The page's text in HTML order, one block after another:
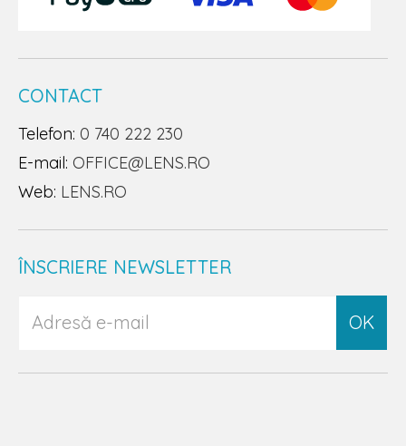
CONTACT
Telefon: 0 740 222 230
E-mail: OFFICE@LENS.RO
Web: LENS.RO
ÎNSCRIERE NEWSLETTER
OK